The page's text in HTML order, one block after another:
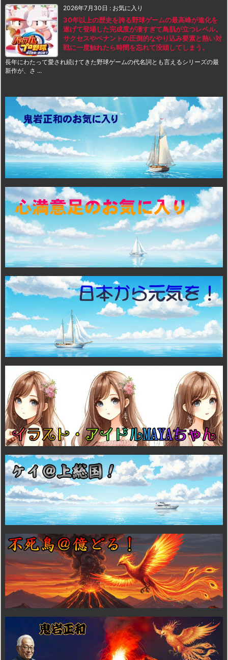
2026年7月30日 : お気に入り
30年以上の歴史を誇る野球ゲームの最高峰が進化を
遂げて登場した完成度が凄すぎて鳥肌が立つレベル。
サクセスやペナントの圧倒的なやり込み要素と熱い対
戦に一度触れたら時間を忘れて没頭してしまう。
長年にわたって愛され続けてきた野球ゲームの代名詞とも言えるシリーズの最
新作が、さ ...